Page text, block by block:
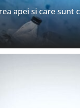
apei si care sunt